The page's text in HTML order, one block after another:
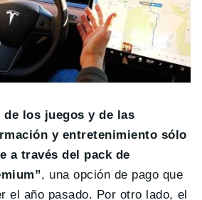
de los juegos y de las
y entretenimiento sólo
a través del pack de
, una opción de pago que
el año pasado. Por otro lado, el